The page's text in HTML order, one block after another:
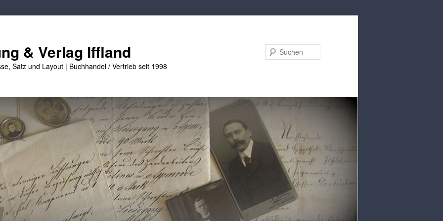
& Verlag Iffland
Satz und Layout | Buchhandel / Vertrieb seit 1998